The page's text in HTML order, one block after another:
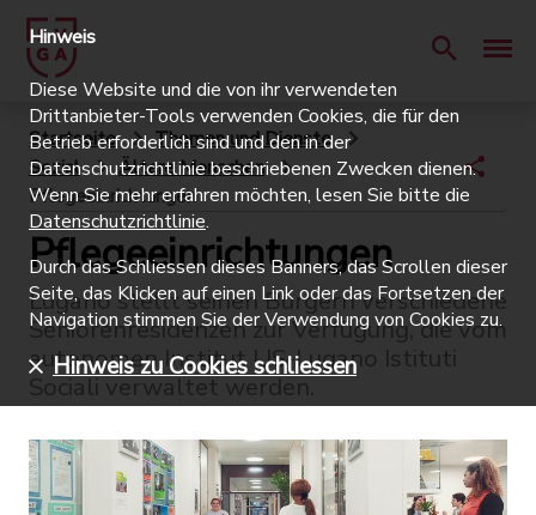
Startseite
Themen und Dienste
Sozial
Ältere Menschen
Pflegeeinrichtungen
Pflegeeinrichtungen
Lugano stellt seinen Bürgern verschiedene
Seniorenresidenzen zur Verfügung, die vom
autonomen Institut LIS-Lugano Istituti
Sociali verwaltet werden.
Hinweis
Diese Website und die von ihr verwendeten
Drittanbieter-Tools verwenden Cookies, die für den
Betrieb erforderlich sind und den in der
Datenschutzrichtlinie beschriebenen Zwecken dienen.
Wenn Sie mehr erfahren möchten, lesen Sie bitte die
Datenschutzrichtlinie.
Durch das Schliessen dieses Banners, das Scrollen dieser
Seite, das Klicken auf einen Link oder das Fortsetzen der
Navigation stimmen Sie der Verwendung von Cookies zu.
Hinweis zu Cookies schliessen